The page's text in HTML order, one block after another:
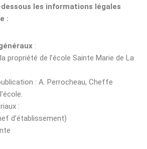
les informations légales
:
:
propriété de l’école Sainte Marie de La
: A. Perrocheau, Cheffe
:
d’établissement)